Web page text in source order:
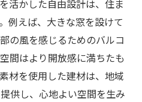
活かした自由設計は、住ま
例えば、大きな窓を設けて
の風を感じるためのバルコ
間はより開放感に満ちたも
材を使用した建材は、地域
供し、心地よい空間を生み